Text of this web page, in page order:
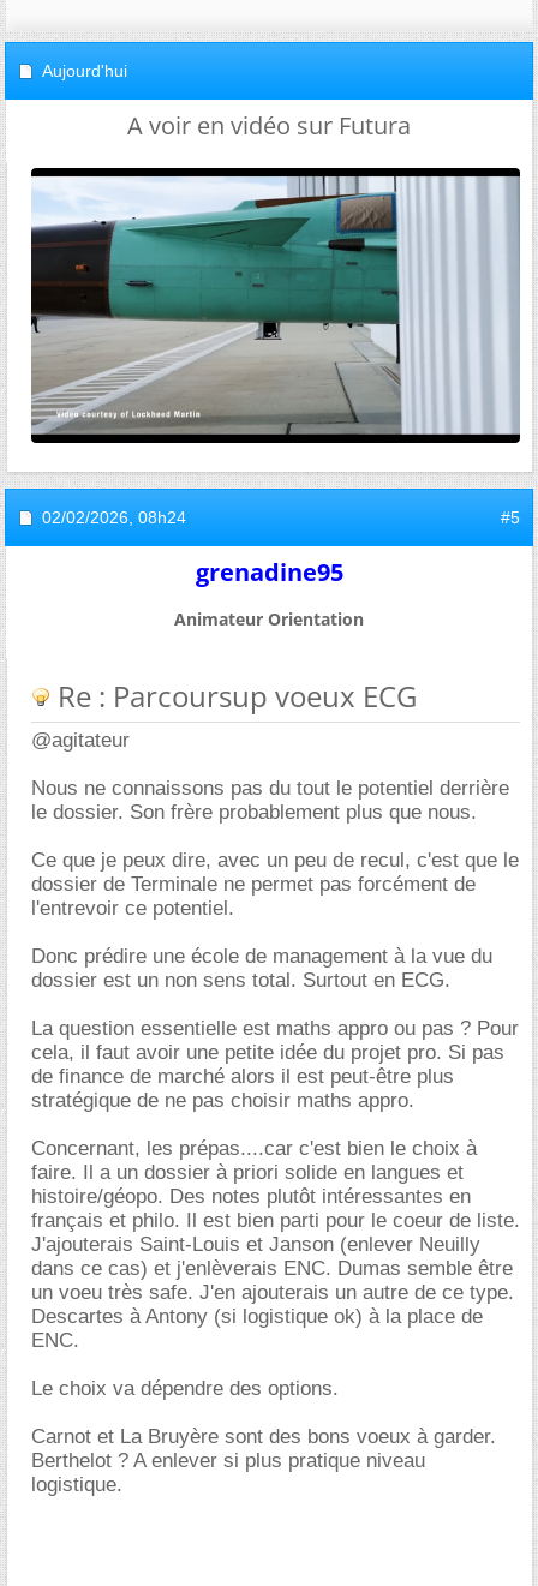
Aujourd'hui
A voir en vidéo sur Futura
02/02/2026, 08h24 #5
grenadine95
Animateur Orientation
Re : Parcoursup voeux ECG
@agitateur
Nous ne connaissons pas du tout le potentiel derrière
le dossier. Son frère probablement plus que nous.
Ce que je peux dire, avec un peu de recul, c'est que le
dossier de Terminale ne permet pas forcément de
l'entrevoir ce potentiel.
Donc prédire une école de management à la vue du
dossier est un non sens total. Surtout en ECG.
La question essentielle est maths appro ou pas ? Pour
cela, il faut avoir une petite idée du projet pro. Si pas
de finance de marché alors il est peut-être plus
stratégique de ne pas choisir maths appro.
Concernant, les prépas....car c'est bien le choix à
faire. Il a un dossier à priori solide en langues et
histoire/géopo. Des notes plutôt intéressantes en
français et philo. Il est bien parti pour le coeur de liste.
J'ajouterais Saint-Louis et Janson (enlever Neuilly
dans ce cas) et j'enlèverais ENC. Dumas semble être
un voeu très safe. J'en ajouterais un autre de ce type.
Descartes à Antony (si logistique ok) à la place de
ENC.
Le choix va dépendre des options.
Carnot et La Bruyère sont des bons voeux à garder.
Berthelot ? A enlever si plus pratique niveau
logistique.